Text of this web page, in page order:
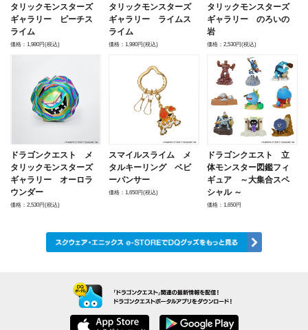
タリックモンスターズ
ギャラリー ピーチス
ライム
価格：1,980円(税込)
タリックモンスターズ
ギャラリー ライムス
ライム
価格：1,980円(税込)
タリックモンスターズ
ギャラリー のろいの
岩
価格：2,530円(税込)
ドラゴンクエスト メ
タリックモンスターズ
ギャラリー オーロラ
ウンダー
価格：2,530円(税込)
スマイルスライム メ
タルキーリング ベビ
ーパンサー
価格：1,650円(税込)
ドラゴンクエスト 立
体モンスター図鑑フィ
ギュア ～大集合スペ
シャル ～
価格：1,650円